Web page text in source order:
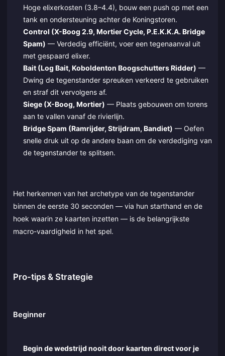
Hoge elixerkosten (3.8–4.4), bouw een push op met een
tank en ondersteuning achter de Koningstoren.
Control (X-Boog 2.9, Mortier Cycle, P.E.K.K.A. Bridge
Spam) — Verdedig efficiënt, voer een tegenaanval uit
met gespaard elixer.
Bait (Log Bait, Koboldenton Boogschutters Ridder) —
Dwing de tegenstander spreuken verkeerd te gebruiken
en straf dit vervolgens af.
Siege (X-Boog, Mortier) — Plaats gebouwen om torens
aan te vallen vanaf de rivierlijn.
Bridge Spam (Ramrijder, Strijdram, Bandiet) — Oefen
snelle druk uit op de andere baan om de verdediging van
de tegenstander te splitsen.
Het herkennen van het archetype van de tegenstander
binnen de eerste 30 seconden — via hun starthand en de
hoek waarin ze kaarten inzetten — is de belangrijkste
macro-vaardigheid in het spel.
Pro-tips & Strategie
Beginner
Begin de wedstrijd nooit door kaarten direct voor je